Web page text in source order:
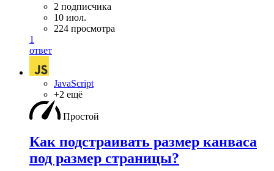
2 подписчика
10 июл.
224 просмотра
1
ответ
JavaScript
+2 ещё
Простой
Как подстраивать размер канваса
под размер страницы?